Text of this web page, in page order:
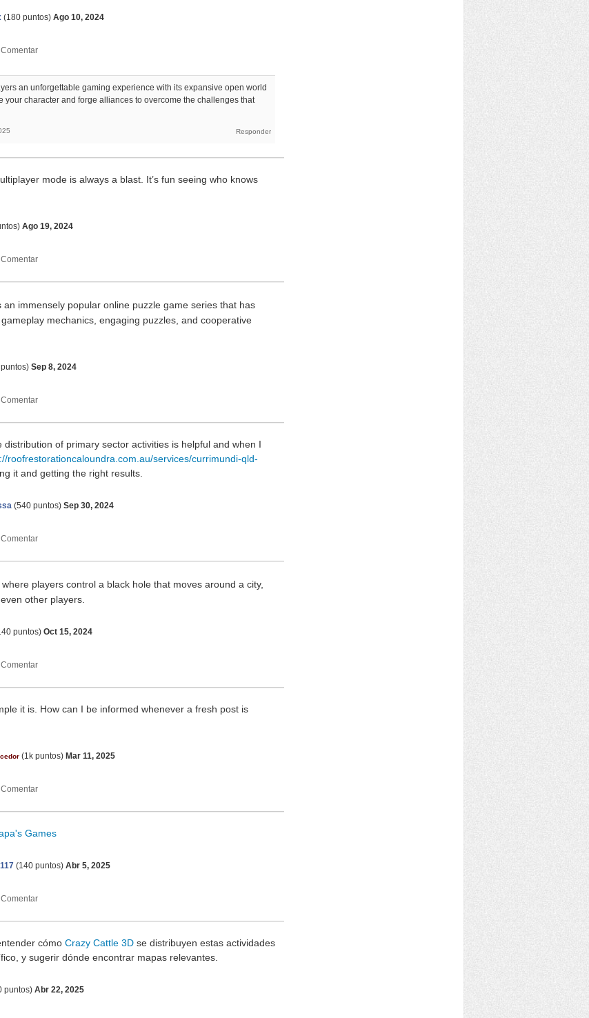
(180 puntos) Ago 10, 2024
an unforgettable gaming experience with its expansive open world
your character and forge alliances to overcome the challenges that
mode is always a blast. It’s fun seeing who knows
Ago 19, 2024
an immensely popular online puzzle game series that has
mechanics, engaging puzzles, and cooperative
puntos) Sep 8, 2024
of primary sector activities is helpful and when I
roofrestorationcaloundra.com.au/services/currimundi-qld-
it and getting the right results.
(540 puntos) Sep 30, 2024
players control a black hole that moves around a city,
other players.
puntos) Oct 15, 2024
it is. How can I be informed whenever a fresh post is
(1k puntos) Mar 11, 2025
Games
(140 puntos) Abr 5, 2025
cómo Crazy Cattle 3D se distribuyen estas actividades
y sugerir dónde encontrar mapas relevantes.
puntos) Abr 22, 2025